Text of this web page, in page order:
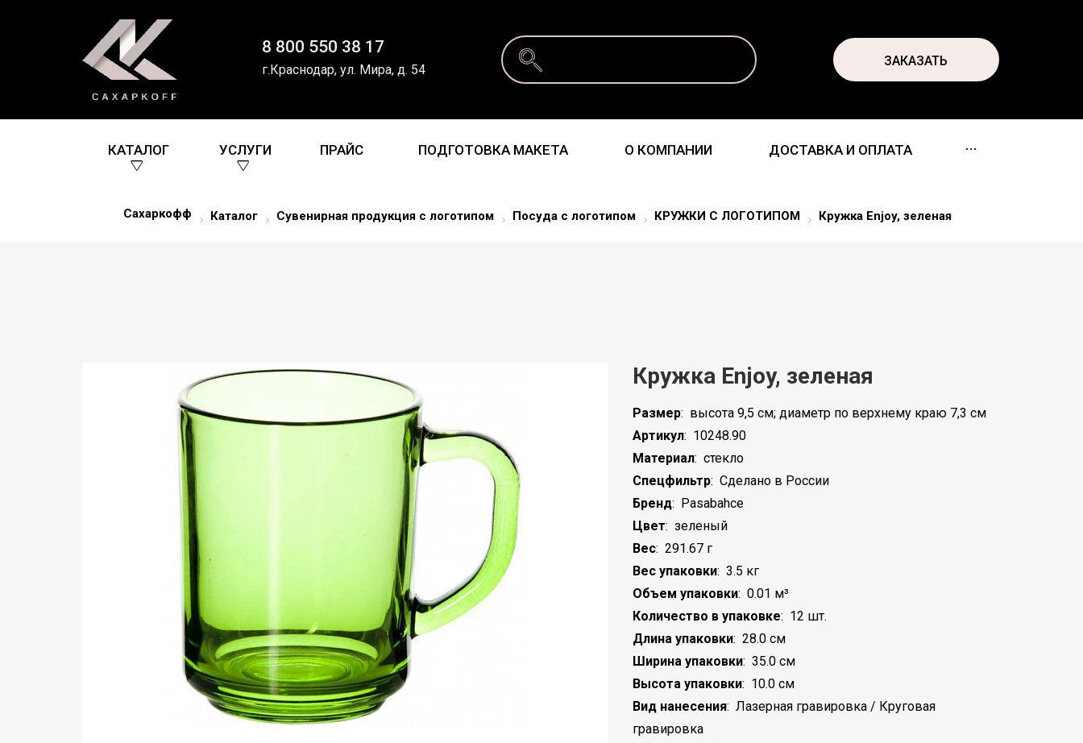
8 800 550 38 17
г.Краснодар, ул. Мира, д. 54
ЗАКАЗАТЬ
КАТАЛОГ УСЛУГИ ПРАЙС ПОДГОТОВКА МАКЕТА О КОМПАНИИ ДОСТАВКА И ОПЛАТА ...
Сахаркофф Каталог Сувенирная продукция с логотипом Посуда с логотипом КРУЖКИ С ЛОГОТИПОМ Кружка Enjoy, зеленая
Кружка Enjoy, зеленая
Размер: высота 9,5 см; диаметр по верхнему краю 7,3 см
Артикул: 10248.90
Материал: стекло
Спецфильтр: Сделано в России
Бренд: Pasabahce
Цвет: зеленый
Вес: 291.67 г
Вес упаковки: 3.5 кг
Объем упаковки: 0.01 м³
Количество в упаковке: 12 шт.
Длина упаковки: 28.0 см
Ширина упаковки: 35.0 см
Высота упаковки: 10.0 см
Вид нанесения: Лазерная гравировка / Круговая
гравировка